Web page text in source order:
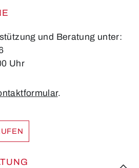
und Beratung unter:
Uhr
.